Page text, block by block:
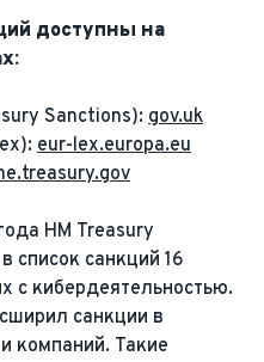
доступны на
Sanctions): gov.uk
eur-lex.europa.eu
HM Treasury
список санкций 16
с кибердеятельностью.
санкции в
компаний. Такие